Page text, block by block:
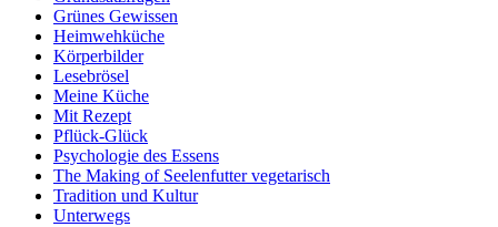
Grünes Gewissen
Heimwehküche
Körperbilder
Lesebrösel
Meine Küche
Mit Rezept
Pflück-Glück
Psychologie des Essens
The Making of Seelenfutter vegetarisch
Tradition und Kultur
Unterwegs